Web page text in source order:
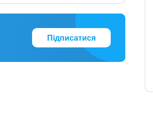
Підписатися